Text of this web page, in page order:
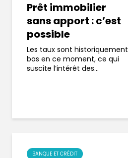
Prêt immobilier
sans apport : c’est
possible
Les taux sont historiquement
bas en ce moment, ce qui
suscite l’intérêt des...
BANQUE ET CRÉDIT